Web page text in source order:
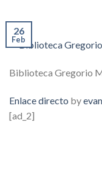
26
Feb
Biblioteca Gregorio
Enlace directo by
[ad_2]